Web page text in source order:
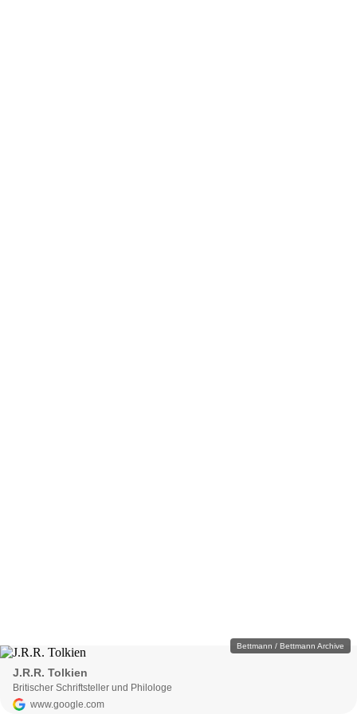
Bettmann / Bettmann Archive
J.R.R. Tolkien
Britischer Schriftsteller und Philologe
www.google.com